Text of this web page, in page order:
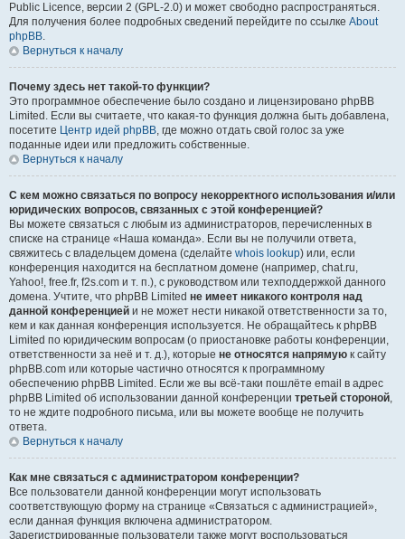
Public Licence, версии 2 (GPL-2.0) и может свободно распространяться.
Для получения более подробных сведений перейдите по ссылке About
phpBB.
Вернуться к началу
Почему здесь нет такой-то функции?
Это программное обеспечение было создано и лицензировано phpBB
Limited. Если вы считаете, что какая-то функция должна быть добавлена,
посетите Центр идей phpBB, где можно отдать свой голос за уже
поданные идеи или предложить собственные.
Вернуться к началу
С кем можно связаться по вопросу некорректного использования и/или
юридических вопросов, связанных с этой конференцией?
Вы можете связаться с любым из администраторов, перечисленных в
списке на странице «Наша команда». Если вы не получили ответа,
свяжитесь с владельцем домена (сделайте whois lookup) или, если
конференция находится на бесплатном домене (например, chat.ru,
Yahoo!, free.fr, f2s.com и т. п.), с руководством или техподдержкой данного
домена. Учтите, что phpBB Limited не имеет никакого контроля над
данной конференцией и не может нести никакой ответственности за то,
кем и как данная конференция используется. Не обращайтесь к phpBB
Limited по юридическим вопросам (о приостановке работы конференции,
ответственности за неё и т. д.), которые не относятся напрямую к сайту
phpBB.com или которые частично относятся к программному
обеспечению phpBB Limited. Если же вы всё-таки пошлёте email в адрес
phpBB Limited об использовании данной конференции третьей стороной,
то не ждите подробного письма, или вы можете вообще не получить
ответа.
Вернуться к началу
Как мне связаться с администратором конференции?
Все пользователи данной конференции могут использовать
соответствующую форму на странице «Связаться с администрацией»,
если данная функция включена администратором.
Зарегистрированные пользователи также могут воспользоваться